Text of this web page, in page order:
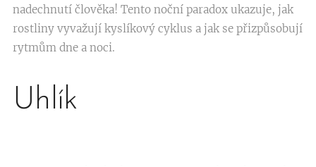
nadechnutí člověka! Tento noční paradox ukazuje, jak
rostliny vyvažují kyslíkový cyklus a jak se přizpůsobují
rytmům dne a noci.
Uhlík